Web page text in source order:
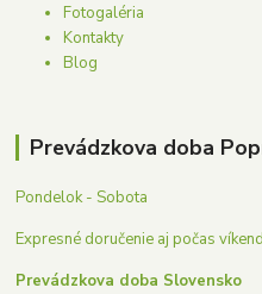
Fotogaléria
Kontakty
Blog
Prevádzkova doba
Pondelok - Sobota
Expresné doručenie aj počas
Prevádzkova doba Slovensko